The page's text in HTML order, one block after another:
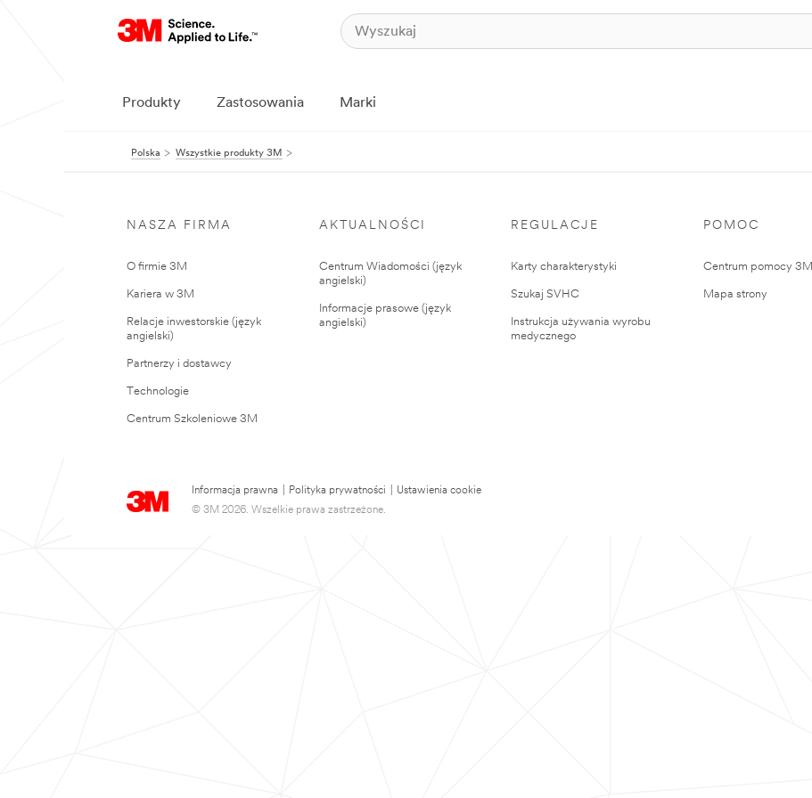
Produkty Zastosowania Marki
Polska Wszystkie produkty 3M
NASZA FIRMA
O firmie 3M
Kariera w 3M
Relacje inwestorskie (język
angielski)
Partnerzy i dostawcy
Technologie
Centrum Szkoleniowe 3M
AKTUALNOŚCI
Centrum Wiadomości (język
angielski)
Informacje prasowe (język
angielski)
REGULACJE
Karty charakterystyki
Szukaj SVHC
Instrukcja używania wyrobu
medycznego
POMOC
Centrum pomocy 3M
Mapa strony
Informacja prawna Polityka prywatności
Ustawienia cookie
© 3M 2026. Wszelkie prawa zastrzeżone.